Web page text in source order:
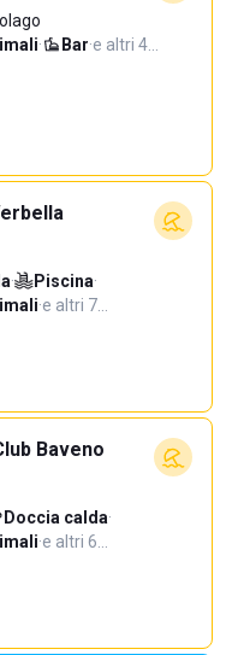
· Bar·e altri 4…
· Piscina·
·e altri 7…
Baveno
Doccia calda·
·e altri 6…